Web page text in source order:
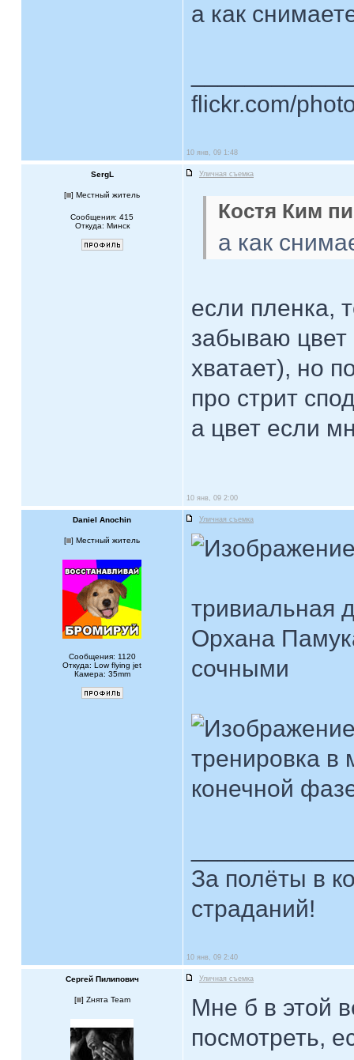
а как
flickr.com/
10 янв, 09 1:48
SergL Уличная съемка
[ ] Местный житель
Сообщения: 415
Откуда: Минск
Костя Ким
а как
если пленка,
забываю цвет
хватает), но
про стрит
а цвет если
10 янв, 09 2:00
Daniel Anochin Уличная съемка
[ ] Местный житель
Сообщения: 1120
Откуда: Low flying jet
Камера: 35mm
тривиальная
Орхана
сочными
тренировка в
конечной
За полёты в
страданий!
10 янв, 09 2:40
Сергей Пилипович Уличная съемка
[ ] Zнята Team
Мне б в этой
посмотреть,